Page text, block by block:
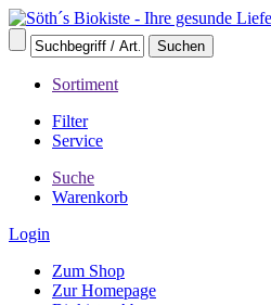
Sortiment
Filter
Service
Suche
Warenkorb
Login
Zum Shop
Zur Homepage